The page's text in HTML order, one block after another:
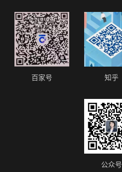
百家号 知乎
公众号